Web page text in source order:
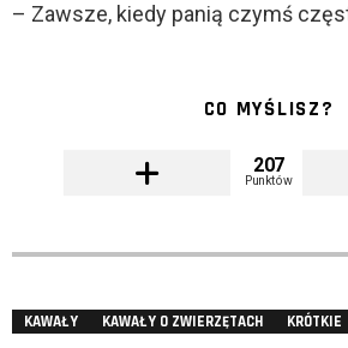
– Zawsze, kiedy panią czymś
CO MYŚLISZ?
207
Punktów
KAWAŁY KAWAŁY O ZWIERZĘTACH KRÓTKIE